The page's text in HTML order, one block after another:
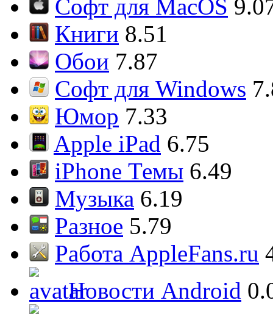
Софт для MacOS
Книги 8.51
Обои 7.87
Софт для Windows
Юмор 7.33
Apple iPad 6.75
iPhone Темы 6.49
Музыка 6.19
Разное 5.79
Работа AppleFans.ru
Новости Android